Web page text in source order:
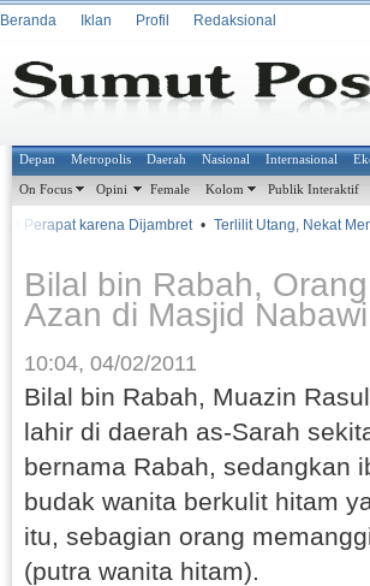
Beranda Iklan Profil Redaksional
Depan Metropolis Daerah Nasional Internasional
On Focus Opini Female Kolom Publik Interaktif
Perapat karena Dijambret • Terlilit Utang, Nekat
Bilal bin Rabah,
Azan di Masjid Nabawi
10:04, 04/02/2011
Bilal bin Rabah, Muazin
lahir di daerah as-Sarah
bernama Rabah, sedangkan
budak wanita berkulit hitam
itu, sebagian orang
(putra wanita hitam).